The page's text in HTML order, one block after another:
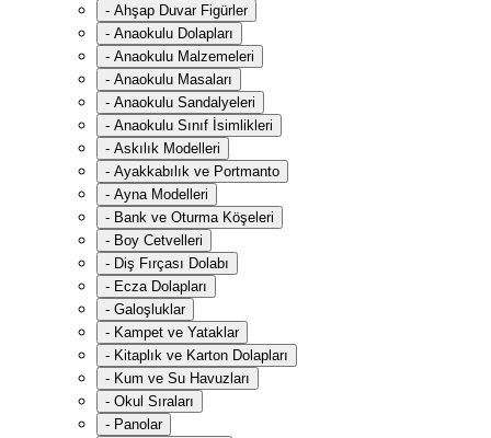
- Ahşap Duvar Figürler
- Anaokulu Dolapları
- Anaokulu Malzemeleri
- Anaokulu Masaları
- Anaokulu Sandalyeleri
- Anaokulu Sınıf İsimlikleri
- Askılık Modelleri
- Ayakkabılık ve Portmanto
- Ayna Modelleri
- Bank ve Oturma Köşeleri
- Boy Cetvelleri
- Diş Fırçası Dolabı
- Ecza Dolapları
- Galoşluklar
- Kampet ve Yataklar
- Kitaplık ve Karton Dolapları
- Kum ve Su Havuzları
- Okul Sıraları
- Panolar